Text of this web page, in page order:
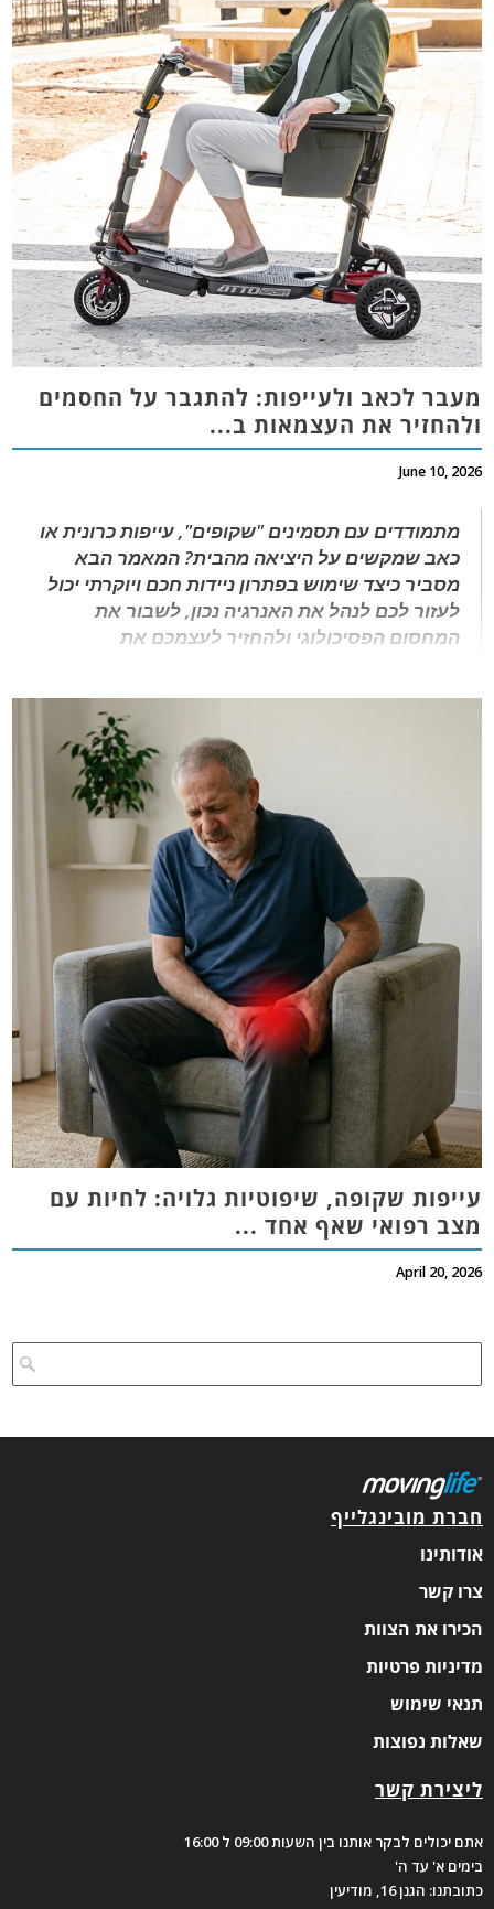
מעבר לכאב ולעייפות: להתגבר על החסמים
ולהחזיר את העצמאות ב...
June 10, 2026
מתמודדים עם תסמינים "שקופים", עייפות כרונית או
כאב שמקשים על היציאה מהבית? המאמר הבא
מסביר כיצד שימוש בפתרון ניידות חכם ויוקרתי יכול
לעזור לכם לנהל את האנרגיה נכון, לשבור את
המחסום הפסיכולוגי ולהחזיר לעצמכם את
עייפות שקופה, שיפוטיות גלויה: לחיות עם
מצב רפואי שאף אחד ...
April 20, 2026
חברת מובינגלייף
אודותינו
צרו קשר
הכירו את הצוות
מדיניות פרטיות
תנאי שימוש
שאלות נפוצות
ליצירת קשר
אתם יכולים לבקר אותנו בין השעות 09:00 ל 16:00
בימים א' עד ה'
כתובתנו: הגנן 16, מודיעין